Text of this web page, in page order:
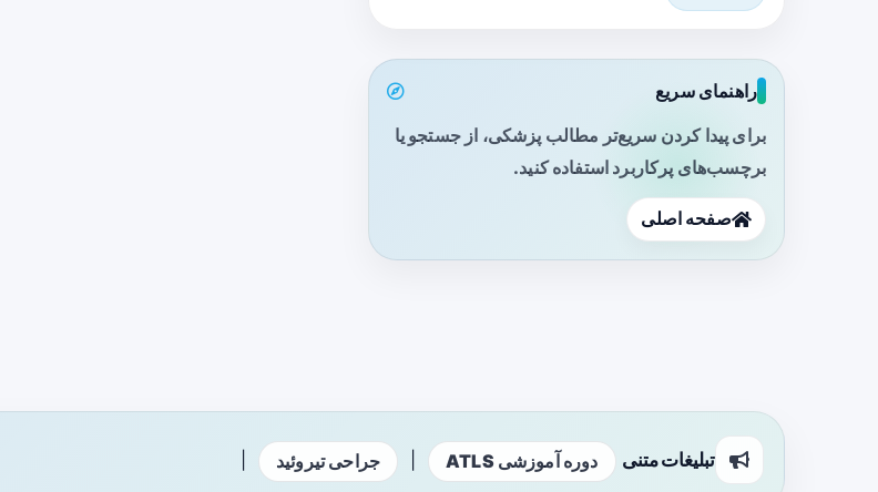
راهنمای سریع
برای پیدا کردن سریع‌تر مطالب پزشکی، از جستجو یا
برچسب‌های پرکاربرد استفاده کنید.
صفحه اصلی
تبلیغات متنی دوره آموزشی ATLS جراحی تیروئید